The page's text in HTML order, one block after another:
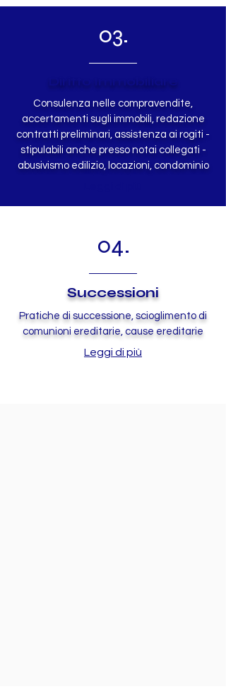
03.
Diritto Immobiliare
Consulenza nelle compravendite,
accertamenti sugli immobili, redazione
contratti preliminari, assistenza ai rogiti -
stipulabili anche presso notai collegati -
abusivismo edilizio, locazioni, condominio
04.
Successioni
Pratiche di successione, scioglimento di
comunioni ereditarie, cause ereditarie
Leggi di più